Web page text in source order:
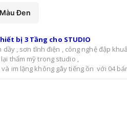
Màu Đen
bị 3 Tầng cho STUDIO
dầy , sơn tĩnh điện , công nghệ đập
thẩm mỹ trong studio ,
im lặng không gây tiếng ồn với 04